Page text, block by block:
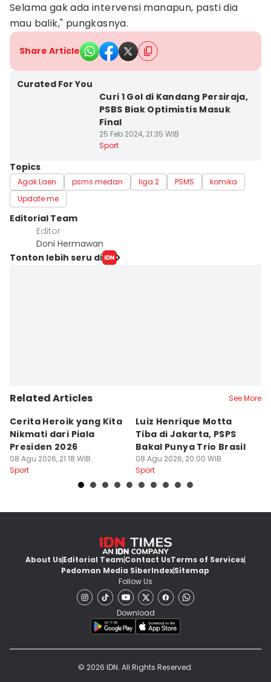
Selama gak ada intervensi manapun, pasti dia
mau balik," pungkasnya.
Share Article
Curated For You
Curi 1 Gol di Kandang Persiraja,
PSBS Biak Optimistis Masuk
Final
25 Feb 2024, 21:35 WIB
Sport
Topics
Agak Laen psms medan liga 2 PSMS
komika
Update me
Editorial Team
Editor
Doni Hermawan
Tonton lebih seru di
Related Articles See More
Cerita Heroik yang Kita
Nikmati dari Piala
Presiden 2026
08 Agu 2026, 21:18 WIB
Sport
Luiz Henrique Motta
Tiba di Jakarta, PSPS
Bakal Punya Trio Brasil
08 Agu 2026, 20:00 WIB
Sport
About UsEditorial TeamContact UsTerms of Services
Pedoman Media SiberIndexSitemap
Follow Us
Download
© 2026 IDN. All Rights Reserved.